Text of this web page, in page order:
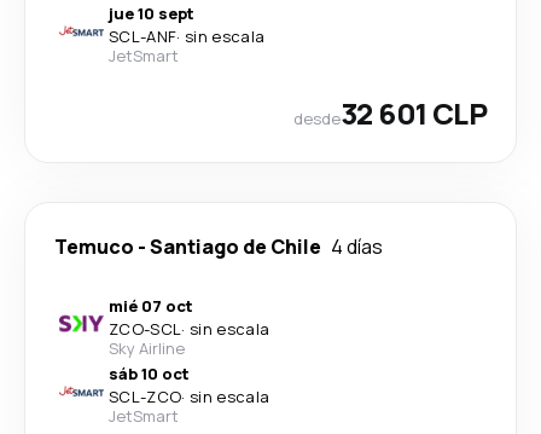
jue 10 sept
SCL-ANF· sin escala
JetSmart
desde32 601 CLP
Temuco -Santiago de Chile 4 días
mié 07 oct
ZCO-SCL· sin escala
Sky Airline
sáb 10 oct
SCL-ZCO· sin escala
JetSmart